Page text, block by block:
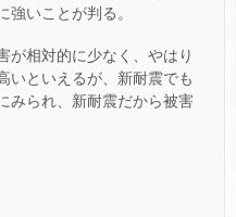
強いことが判る。
が相対的に少なく、やはり
いといえるが、新耐震でも
みられ、新耐震だから被害